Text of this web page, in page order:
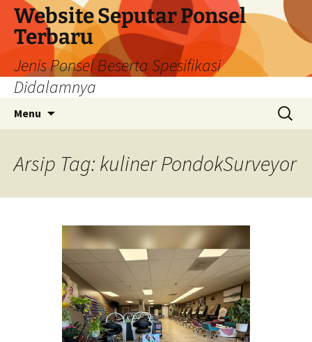
Langsung
Website Seputar Ponsel
Terbaru
Jenis Ponsel Beserta Spesifikasi
Didalamnya
Menu
Cari
untuk:
Arsip Tag: kuliner PondokSurveyor